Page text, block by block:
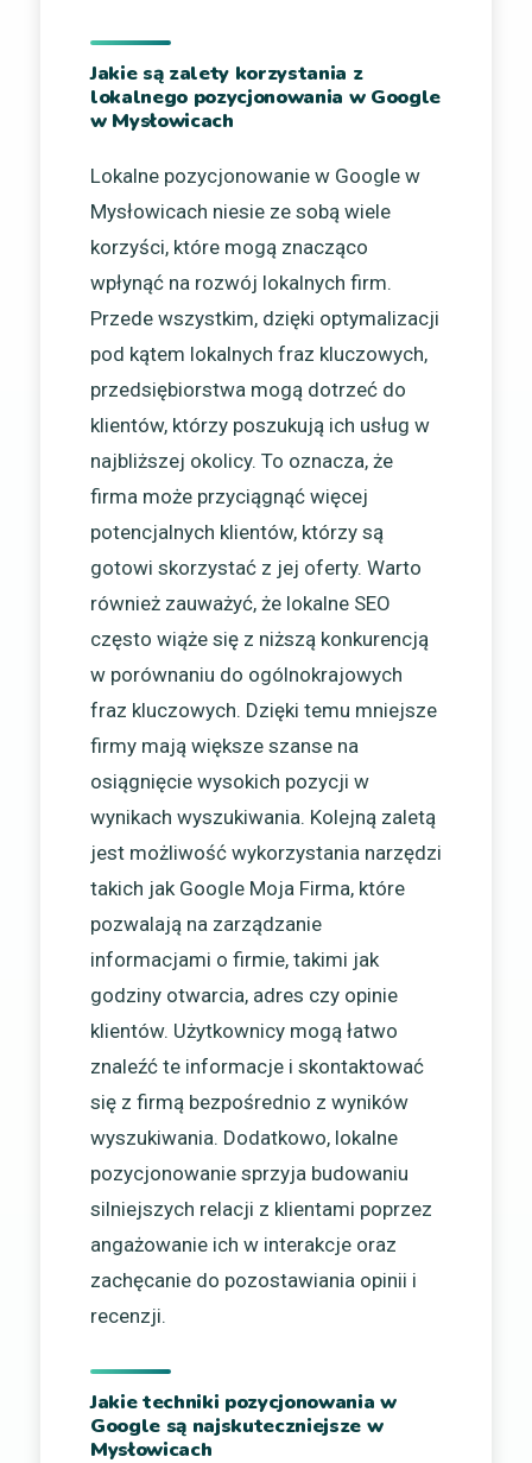
Jakie są zalety korzystania z
lokalnego pozycjonowania w Google
w Mysłowicach
Lokalne pozycjonowanie w Google w
Mysłowicach niesie ze sobą wiele
korzyści, które mogą znacząco
wpłynąć na rozwój lokalnych firm.
Przede wszystkim, dzięki optymalizacji
pod kątem lokalnych fraz kluczowych,
przedsiębiorstwa mogą dotrzeć do
klientów, którzy poszukują ich usług w
najbliższej okolicy. To oznacza, że
firma może przyciągnąć więcej
potencjalnych klientów, którzy są
gotowi skorzystać z jej oferty. Warto
również zauważyć, że lokalne SEO
często wiąże się z niższą konkurencją
w porównaniu do ogólnokrajowych
fraz kluczowych. Dzięki temu mniejsze
firmy mają większe szanse na
osiągnięcie wysokich pozycji w
wynikach wyszukiwania. Kolejną zaletą
jest możliwość wykorzystania narzędzi
takich jak Google Moja Firma, które
pozwalają na zarządzanie
informacjami o firmie, takimi jak
godziny otwarcia, adres czy opinie
klientów. Użytkownicy mogą łatwo
znaleźć te informacje i skontaktować
się z firmą bezpośrednio z wyników
wyszukiwania. Dodatkowo, lokalne
pozycjonowanie sprzyja budowaniu
silniejszych relacji z klientami poprzez
angażowanie ich w interakcje oraz
zachęcanie do pozostawiania opinii i
recenzji.
Jakie techniki pozycjonowania w
Google są najskuteczniejsze w
Mysłowicach